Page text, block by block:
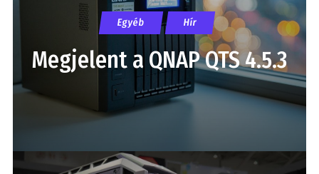
Egyéb Hír
Megjelent a QNAP QTS 4.5.3